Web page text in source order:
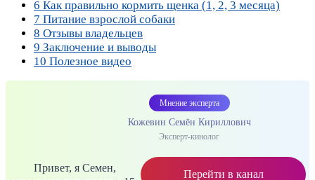
6 Как правильно кормить щенка (1, 2, 3 месяца)
7 Питание взрослой собаки
8 Отзывы владельцев
9 Заключение и выводы
10 Полезное видео
Мнение эксперта
Кожевин Семён Кириллович
Эксперт-кинолог
Перейти в канал
Привет, я Семен,